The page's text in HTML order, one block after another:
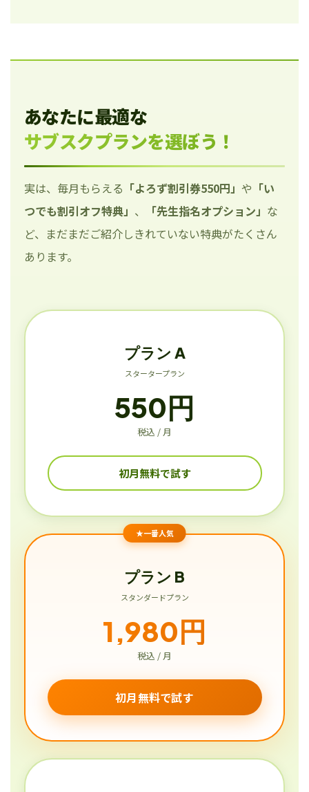
あなたに最適な
サブスクプランを選ぼう！
実は、毎月もらえる 「よろず割引券550円」 や 「い
つでも割引オフ特典」 、 「先生指名オプション」 な
ど、まだまだご紹介しきれていない特典がたくさん
あります。
プラン A
スタータープラン
550円
税込 / 月
初月無料で試す
★一番人気
プラン B
スタンダードプラン
1,980円
税込 / 月
初月無料で試す